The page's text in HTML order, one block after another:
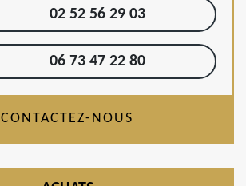
02 52 56 29 03
06 73 47 22 80
CONTACTEZ-NOUS